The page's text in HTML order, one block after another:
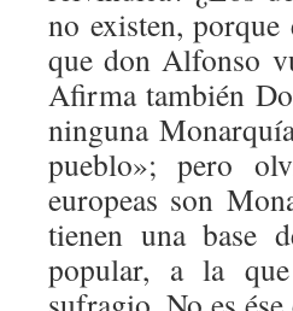
no existen, porque
que don Alfonso
Afirma también
ninguna
pueblo»; pero
europeas son
tienen una base
popular, a la